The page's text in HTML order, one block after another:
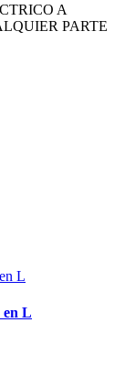
A
PARTE
en L